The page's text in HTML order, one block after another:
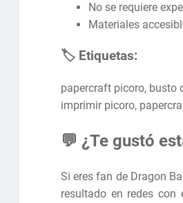
No se requiere
Materiales
🏷️ Etiquetas:
papercraft picoro, busto
imprimir picoro,
💬 ¿Te gustó
Si eres fan de Dragon
resultado en redes